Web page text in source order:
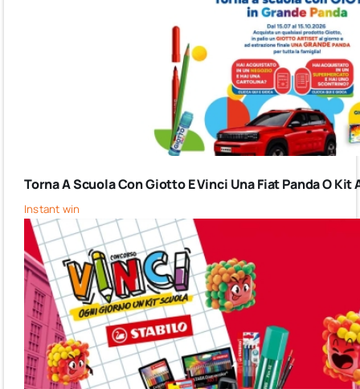
Torna A Scuola Con Giotto E Vinci Una Fiat Panda O
Instant win